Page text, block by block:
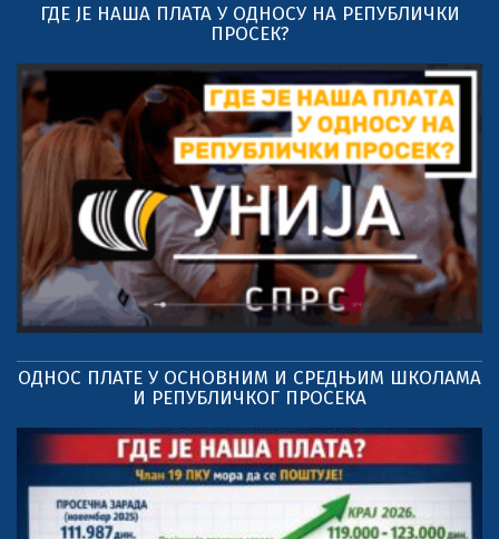
ГДЕ ЈЕ НАША ПЛАТА У ОДНОСУ НА РЕПУБЛИЧКИ
ПРОСЕК?
ОДНОС ПЛАТЕ У ОСНОВНИМ И СРЕДЊИМ ШКОЛАМА
И РЕПУБЛИЧКОГ ПРОСЕКА